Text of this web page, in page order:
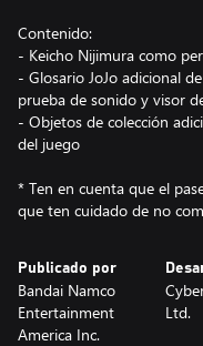
Contenido:
- Keicho Nijimura como
- Glosario JoJo adicional
prueba de sonido y visor
- Objetos de colección
del juego
* Ten en cuenta que el
que ten cuidado de no
Publicado por
Bandai Namco
Entertainment
America Inc.
Ltd.